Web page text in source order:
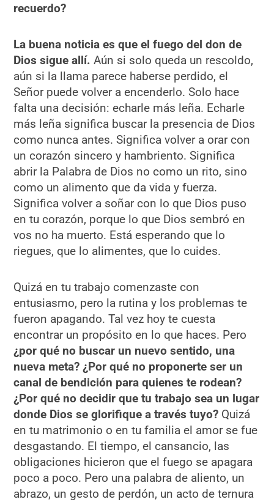
recuerdo?
La buena noticia es que el fuego del don de
Dios sigue allí.Aún si solo queda un rescoldo,
aún si la llama parece haberse perdido, el
Señor puede volver a encenderlo. Solo hace
falta una decisión: echarle más leña. Echarle
más leña significa buscar la presencia de Dios
como nunca antes. Significa volver a orar con
un corazón sincero y hambriento. Significa
abrir la Palabra de Dios no como un rito, sino
como un alimento que da vida y fuerza.
Significa volver a soñar con lo que Dios puso
en tu corazón, porque lo que Dios sembró en
vos no ha muerto. Está esperando que lo
riegues, que lo alimentes, que lo cuides.
Quizá en tu trabajo comenzaste con
entusiasmo, pero la rutina y los problemas te
fueron apagando. Tal vez hoy te cuesta
encontrar un propósito en lo que haces. Pero
¿por qué no buscar un nuevo sentido, una
nueva meta? ¿Por qué no proponerte ser un
canal de bendición para quienes te rodean?
¿Por qué no decidir que tu trabajo sea un lugar
donde Dios se glorifique a través tuyo? Quizá
en tu matrimonio o en tu familia el amor se fue
desgastando. El tiempo, el cansancio, las
obligaciones hicieron que el fuego se apagara
poco a poco. Pero una palabra de aliento, un
abrazo, un gesto de perdón, un acto de ternura